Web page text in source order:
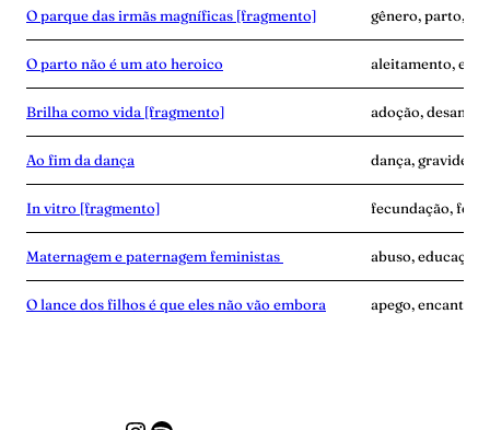
O parque das irmãs magníficas [fragmento] gênero, parto,
O parto não é um ato heroico aleitamento,
Brilha como vida [fragmento] adoção, desamor
Ao fim da dança dança, gravidez,
In vitro [fragmento] fecundação,
Maternagem e paternagem feministas abuso,
O lance dos filhos é que eles não vão embora apego,